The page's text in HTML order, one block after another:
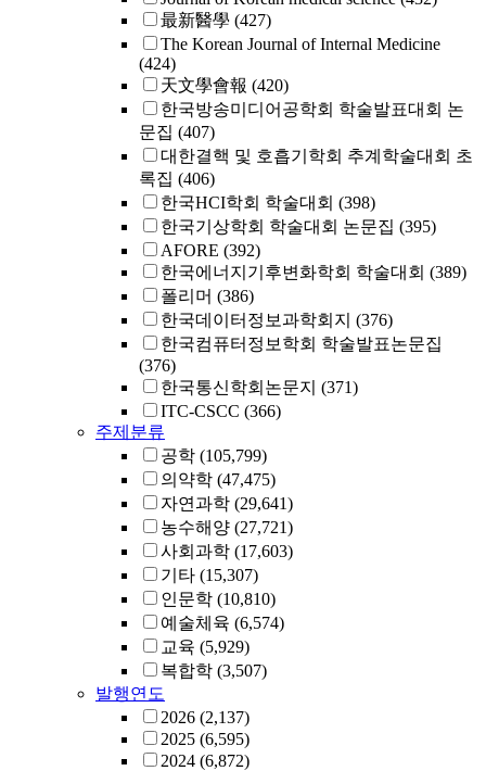
最新醫學 (427)
The Korean Journal of Internal Medicine
(424)
天文學會報 (420)
한국방송미디어공학회 학술발표대회 논
문집 (407)
대한결핵 및 호흡기학회 추계학술대회 초
록집 (406)
한국HCI학회 학술대회 (398)
한국기상학회 학술대회 논문집 (395)
AFORE (392)
한국에너지기후변화학회 학술대회 (389)
폴리머 (386)
한국데이터정보과학회지 (376)
한국컴퓨터정보학회 학술발표논문집
(376)
한국통신학회논문지 (371)
ITC-CSCC (366)
주제분류
공학 (105,799)
의약학 (47,475)
자연과학 (29,641)
농수해양 (27,721)
사회과학 (17,603)
기타 (15,307)
인문학 (10,810)
예술체육 (6,574)
교육 (5,929)
복합학 (3,507)
발행연도
2026 (2,137)
2025 (6,595)
2024 (6,872)